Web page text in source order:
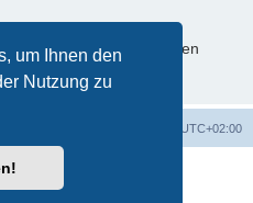
um Ihnen den
Nutzung zu
bzw. Sperrung Ihrer Daten
bitte den Betreiber.
UTC+02:00
Software © phpBB Limited
phpBB.de